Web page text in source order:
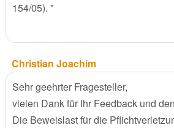
154/05). "
Christian Joachim
Sehr geehrter Fragesteller,
vielen Dank für Ihr Feedback und
Die Beweislast für die